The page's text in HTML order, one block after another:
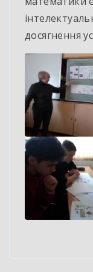
досягнення